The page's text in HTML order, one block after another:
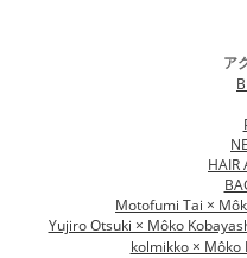
ア
HAIR
Motofumi Tai ×
Yujiro Otsuki × Môko
kolmikko ×